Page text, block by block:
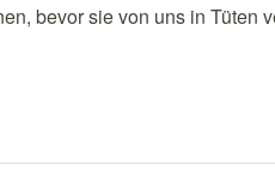
bevor sie von uns in Tüten